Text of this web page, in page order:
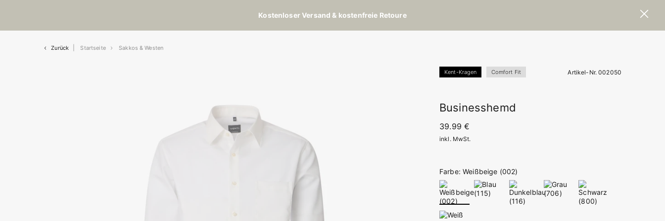
Kostenloser Versand & kostenfreie Retoure
Zurück Startseite Sakkos & Westen
Kent-Kragen Comfort Fit Artikel-Nr. 002050
Businesshemd
39.99 €
inkl. MwSt.
Farbe: Weißbeige (002)